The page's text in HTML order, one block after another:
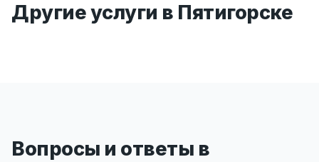
Другие услуги в Пятигорске
Вопросы и ответы в